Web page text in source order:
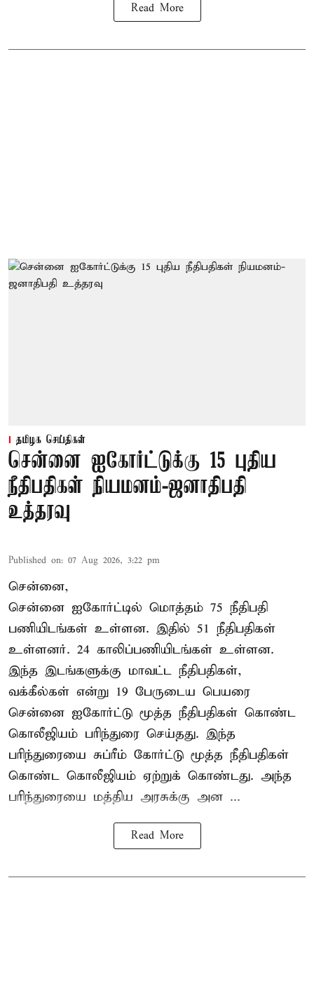
Read More
தமிழக செய்திகள்
சென்னை ஐகோர்ட்டுக்கு 15 புதிய
நீதிபதிகள் நியமனம்-ஜனாதிபதி
உத்தரவு
Published on: 07 Aug 2026, 3:22 pm
சென்னை,
சென்னை ஐகோர்ட்டில் மொத்தம் 75 நீதிபதி
பணியிடங்கள் உள்ளன. இதில் 51 நீதிபதிகள்
உள்ளனர். 24 காலிப்பணியிடங்கள் உள்ளன.
இந்த இடங்களுக்கு மாவட்ட நீதிபதிகள்,
வக்கீல்கள் என்று 19 பேருடைய பெயரை
சென்னை ஐகோர்ட்டு மூத்த நீதிபதிகள் கொண்ட
கொலீஜியம் பரிந்துரை செய்தது. இந்த
பரிந்துரையை சுப்ரீம் கோர்ட்டு மூத்த நீதிபதிகள்
கொண்ட கொலீஜியம் ஏற்றுக் கொண்டது. அந்த
பரிந்துரையை மத்திய அரசுக்கு அன ...
Read More